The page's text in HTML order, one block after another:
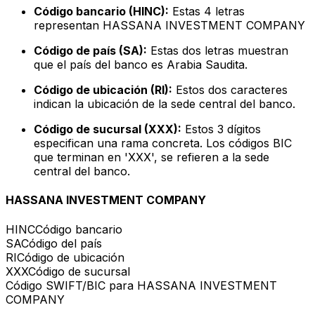
Código bancario (HINC): Estas 4 letras
representan HASSANA INVESTMENT COMPANY
Código de país (SA): Estas dos letras muestran
que el país del banco es Arabia Saudita.
Código de ubicación (RI): Estos dos caracteres
indican la ubicación de la sede central del banco.
Código de sucursal (XXX): Estos 3 dígitos
especifican una rama concreta. Los códigos BIC
que terminan en 'XXX', se refieren a la sede
central del banco.
HASSANA INVESTMENT COMPANY
HINCCódigo bancario
SACódigo del país
RICódigo de ubicación
XXXCódigo de sucursal
Código SWIFT/BIC para HASSANA INVESTMENT
COMPANY